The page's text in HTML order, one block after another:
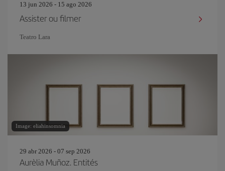
13 jun 2026 - 15 ago 2026
Assister ou filmer
Teatro Lara
Image: eliahinsomnia
29 abr 2026 - 07 sep 2026
Aurèlia Muñoz. Entités